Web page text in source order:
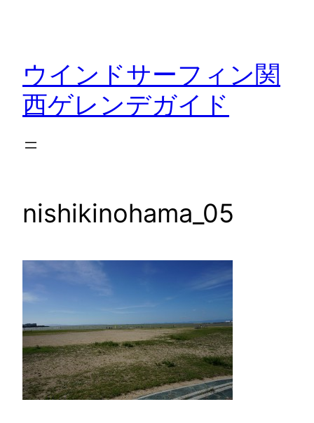
ウインドサーフィン関
西ゲレンデガイド
nishikinohama_05